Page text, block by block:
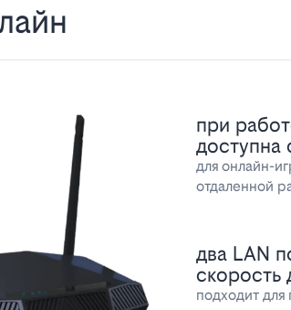
при
доступна
для онлайн-
отдаленной
два LAN
скорость
подходит